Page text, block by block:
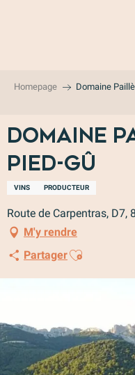
Homepage Domaine
Domaine
Pied-Gû
VINS PRODUCTEUR
Route de Carpentras, D7,
M'y rendre
PartagerAjouter aux